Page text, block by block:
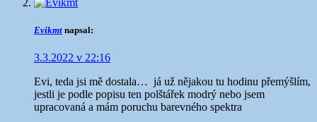
Evikmt napsal:
3.3.2022 v 22:16
Evi, teda jsi mě dostala… já už nějakou tu hodinu přemýšlím,
jestli je podle popisu ten polštářek modrý nebo jsem
upracovaná a mám poruchu barevného spektra